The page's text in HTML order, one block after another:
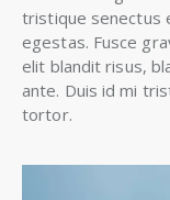
tristique senectus
egestas. Fusce
elit blandit risus,
ante. Duis id mi
tortor.